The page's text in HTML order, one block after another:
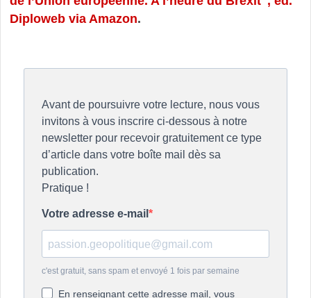
Diploweb via Amazon.